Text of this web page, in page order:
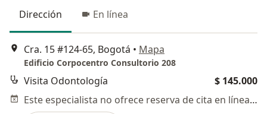
Dirección En línea
Cra. 15 #124-65, Bogotá • Mapa
Edificio Corpocentro Consultorio 208
Visita Odontología
$ 145.000
Este especialista no ofrece reserva de cita en línea en esta dirección.